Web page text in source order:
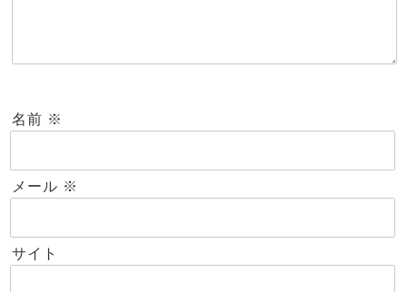
名前 ※
メール ※
サイト